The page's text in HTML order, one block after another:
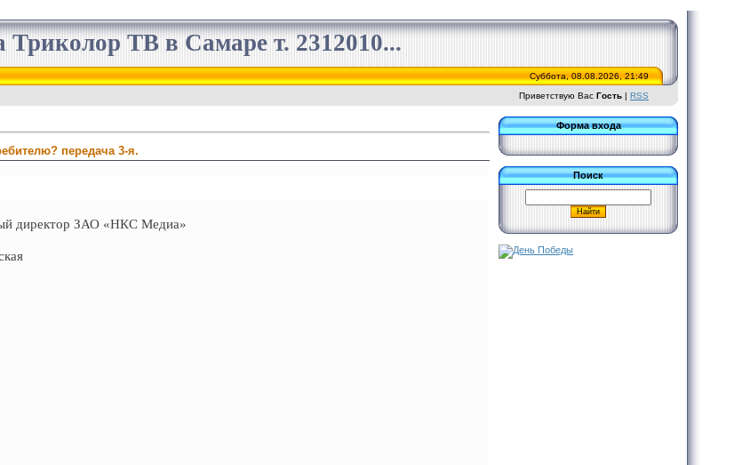
Триколор ТВ в Самаре т. 2312010...
Суббота, 08.08.2026, 21:49
Приветствую Вас Гость | RSS
передача 3-я.
директор ЗАО «НКС Медиа»
Форма входа
Поиск